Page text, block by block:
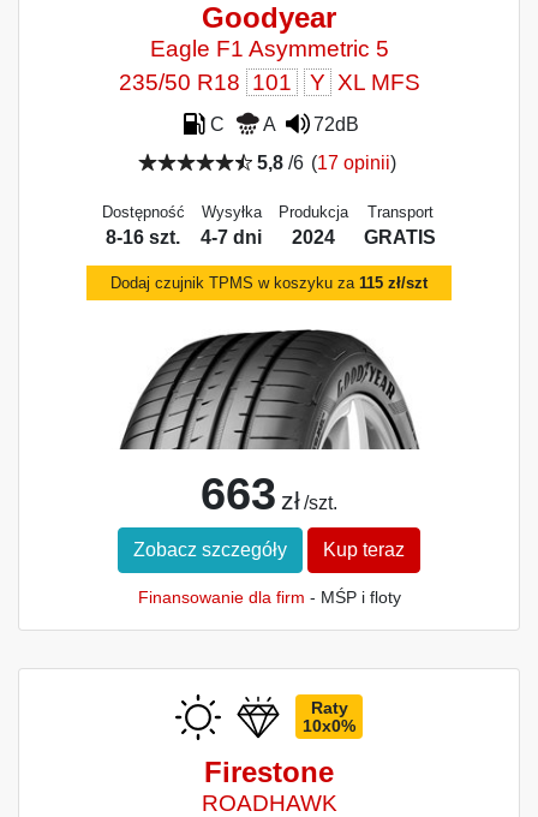
Goodyear
Eagle F1 Asymmetric 5
235/50 R18 101 Y XL MFS
C A
72dB
5,8/6 (17 opinii)
Dostępność
8-16 szt.
Wysyłka
4-7 dni
Produkcja
2024
Transport
GRATIS
Dodaj czujnik TPMS w koszyku za 115 zł/szt
663 zł /szt.
Zobacz szczegóły Kup teraz
Finansowanie dla firm - MŚP i floty
Raty
10x0%
Firestone
ROADHAWK